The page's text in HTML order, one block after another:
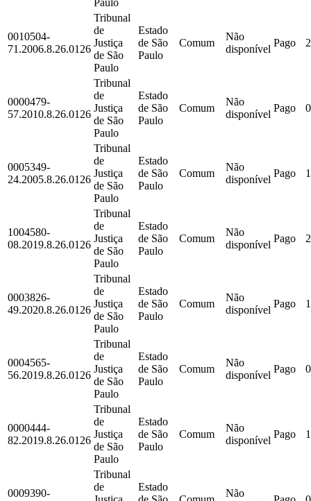
0010504-
71.2006.8.26.0126
Tribunal
de
Justiça
de São
Paulo
Estado
de São
Paulo
Comum
Não
disponível
Pago
0000479-
57.2010.8.26.0126
Tribunal
de
Justiça
de São
Paulo
Estado
de São
Paulo
Comum
Não
disponível
Pago
0005349-
24.2005.8.26.0126
Tribunal
de
Justiça
de São
Paulo
Estado
de São
Paulo
Comum
Não
disponível
Pago
1004580-
08.2019.8.26.0126
Tribunal
de
Justiça
de São
Paulo
Estado
de São
Paulo
Comum
Não
disponível
Pago
0003826-
49.2020.8.26.0126
Tribunal
de
Justiça
de São
Paulo
Estado
de São
Paulo
Comum
Não
disponível
Pago
0004565-
56.2019.8.26.0126
Tribunal
de
Justiça
de São
Paulo
Estado
de São
Paulo
Comum
Não
disponível
Pago
0000444-
82.2019.8.26.0126
Tribunal
de
Justiça
de São
Paulo
Estado
de São
Paulo
Comum
Não
disponível
Pago
0009390-
Tribunal
de
Estado
Não